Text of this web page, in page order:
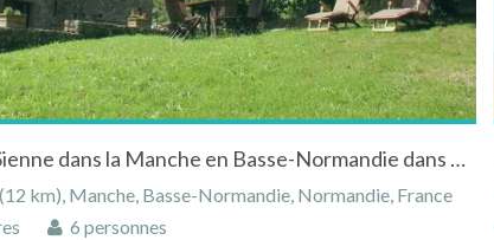
Gîte à Tourville-sur-Sienne dans la Manche en Basse-Normandie dans beau corps de ferme médiéval
km), Manche, Basse-Normandie, Normandie, France
6 personnes